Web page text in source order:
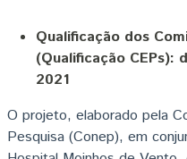
Qualificação dos
(Qualificação CEPs):
2021
O projeto, elaborado pela
Pesquisa (Conep), em